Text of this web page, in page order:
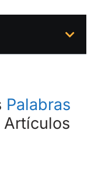
Palabras